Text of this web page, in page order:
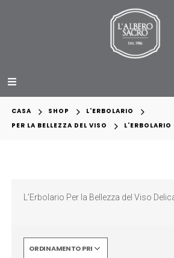
CASA SHOP
L'ERBOLARIO
PER LA BELLEZZA DEL VISO
L’Erbolario Per la Bellezza del Viso